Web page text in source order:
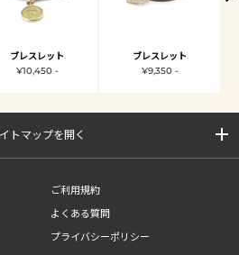
ブレスレット
¥10,450 -
ブレスレット
¥9,350 -
トマップを開く
ご利用規約
よくある質問
プライバシーポリシー